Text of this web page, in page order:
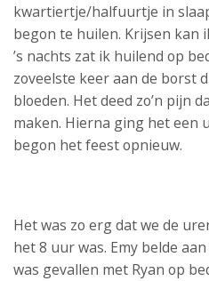
kwartiertje/halfuurtje in
begon te huilen. Krijsen kan
’s nachts zat ik huilend op
zoveelste keer aan de borst
bloeden. Het deed zo’n pijn
maken. Hierna ging het een
begon het feest opnieuw.
Het was zo erg dat we de
het 8 uur was. Emy belde
was gevallen met Ryan op